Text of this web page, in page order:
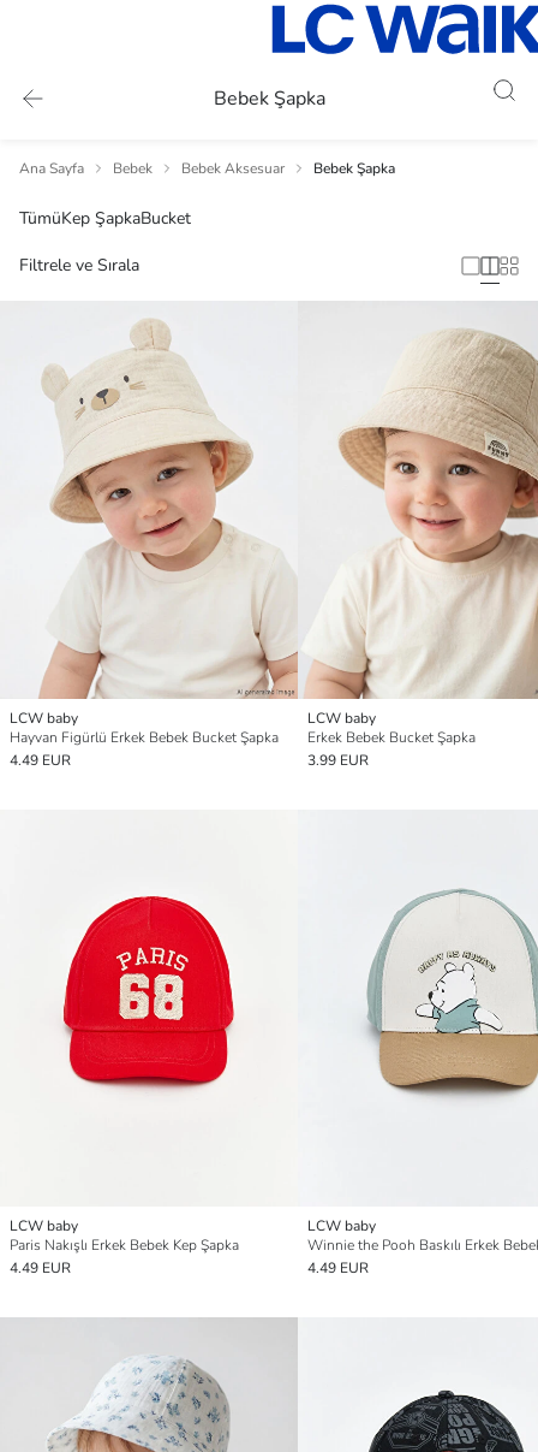
Bebek Şapka
Ana Sayfa Bebek Bebek Aksesuar Bebek Şapka
TümüKep ŞapkaBucket
Filtrele ve Sırala
LCW baby
Hayvan Figürlü Erkek Bebek Bucket Şapka
4.49 EUR
LCW baby
Erkek Bebek Bucket Şapka
3.99 EUR
LCW baby
Paris Nakışlı Erkek Bebek Kep Şapka
4.49 EUR
LCW baby
4.49 EUR